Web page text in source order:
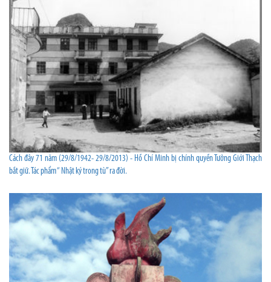
Cách đây 71 năm (29/8/1942- 29/8/2013) - Hồ Chí Minh bị chính quyền Tưởng Giới Thạch
bắt giữ. Tác phẩm “ Nhật ký trong tù” ra đời.